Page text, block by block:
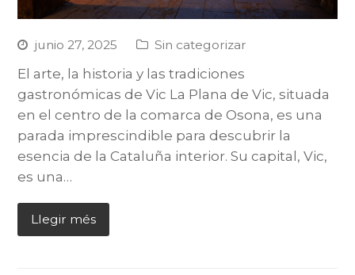
junio 27, 2025 Sin categorizar
El arte, la historia y las tradiciones
gastronómicas de Vic La Plana de Vic, situada
en el centro de la comarca de Osona, es una
parada imprescindible para descubrir la
esencia de la Cataluña interior. Su capital, Vic,
es una…
Llegir més